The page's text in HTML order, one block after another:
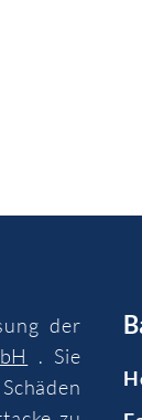
der
. Sie